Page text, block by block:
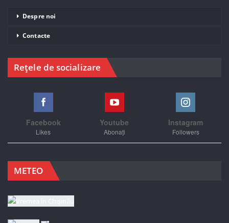
Despre noi
Contacte
Rețele de socializare
Facebook
Likes
Youtube
Abonați
Instagram
Followers
METEO